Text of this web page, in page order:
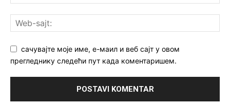
сачувајте моје име, е-маил и веб сајт у овом
прегледнику следећи пут када коментаришем.